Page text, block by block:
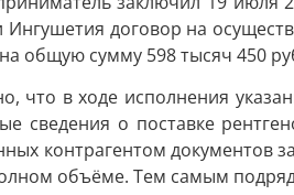
Ингушетия договор на
общую сумму 598 тысяч 450
что в ходе исполнения
сведения о поставке
контрагентом документов
объёме. Тем самым